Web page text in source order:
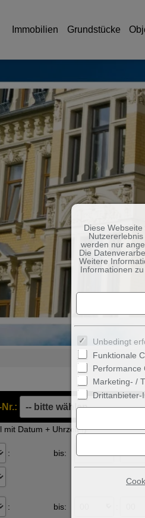
Immobilien Grundstücke
mit Datum + Uhrzeit !)
: bis:
: bis:
Diese
werden nur
Die
Weitere
Informationen
Unbedingt
Funktionale
Performance
Marketing- /
Drittanbieter-